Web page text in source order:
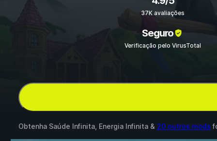
37K avaliações
Seguro
Verificação pelo VirusTotal
Obtenha Saúde Infinita, Energia Infinita & 20 outros mods